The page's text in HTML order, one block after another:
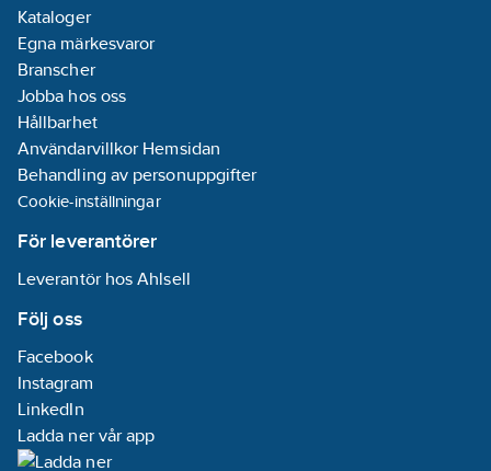
Kataloger
Egna märkesvaror
Branscher
Jobba hos oss
Hållbarhet
Användarvillkor Hemsidan
Behandling av personuppgifter
Cookie-inställningar
För leverantörer
Leverantör hos Ahlsell
Följ oss
Facebook
Instagram
LinkedIn
Ladda ner vår app